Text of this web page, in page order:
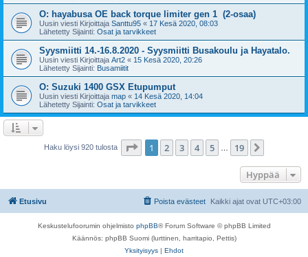
O: hayabusa OE back torque limiter gen 1 (2-osaa)
Uusin viesti Kirjoittaja Santtu95 « 17 Kesä 2020, 08:03
Lähetetty Sijainti: Osat ja tarvikkeet
Syysmiitti 14.-16.8.2020 - Syysmiitti Busakoulu ja Hayatalo.
Uusin viesti Kirjoittaja Art2 « 15 Kesä 2020, 20:26
Lähetetty Sijainti: Busamiitit
O: Suzuki 1400 GSX Etupumput
Uusin viesti Kirjoittaja map « 14 Kesä 2020, 14:04
Lähetetty Sijainti: Osat ja tarvikkeet
Haku löysi 920 tulosta Sivu /19
1 2 3 4 5 19
Hyppää
Etusivu Kaikki ajat ovat UTC+03:00
Poista evästeet
Keskustelufoorumin ohjelmisto phpBB® Forum Software © phpBB Limited
Käännös: phpBB Suomi (lurttinen, harritapio, Pettis)
Yksityisyys | Ehdot